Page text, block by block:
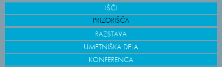
IŠČI
PRIZORIŠČA
RAZSTAVA
UMETNIŠKA DELA
KONFERENCA